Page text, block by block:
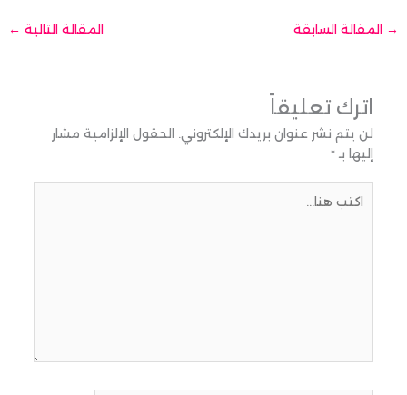
→ المقالة السابقة المقالة التالية ←
اترك تعليقاً
لن يتم نشر عنوان بريدك الإلكتروني.
الحقول الإلزامية مشار
إليها بـ *
هنا...